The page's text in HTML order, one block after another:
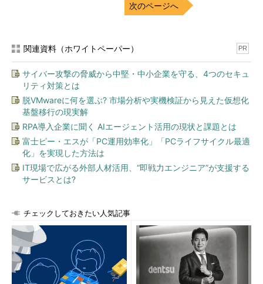
次のページへ
関連資料（ホワイトペーパー） PR
サイバー攻撃の脅威から中堅・中小企業を守る、4つのセキュ
リティ対策とは
脱VMwareに何を選ぶ? 市場分析や実機検証から見えた仮想化
基盤移行の現実解
RPA導入企業に聞く AIエージェント活用の現状と課題とは
富士ピー・エスが「PC運用効率化」「PCライフサイクル最適
化」を実現した方法は
IT現場で広がる外部人材活用、“即戦力エンジニア”が支援する
サービスとは?
チェックしておきたい人気記事